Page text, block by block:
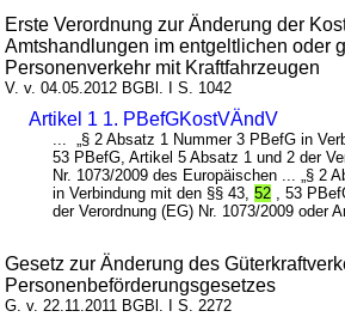
Erste Verordnung zur Änderung der
Amtshandlungen im entgeltlichen oder
Personenverkehr mit Kraftfahrzeugen
V. v. 04.05.2012 BGBl. I S. 1042
Artikel 1 1. PBefGKostVÄndV
... „§ 2 Absatz 1 Nummer 3 PBefG in
53 PBefG, Artikel 5 Absatz 1 und 2 der
Nr. 1073/2009 des Europäischen ... „§ 2
in Verbindung mit den §§ 43,52 , 53
der Verordnung (EG) Nr. 1073/2009 oder
Gesetz zur Änderung des
Personenbeförderungsgesetzes
G. v. 22.11.2011 BGBl. I S. 2272